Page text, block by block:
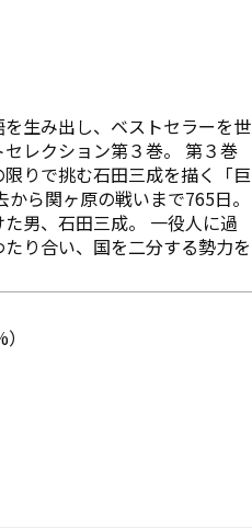
を生み出し、ベストセラーを世
レクション第３巻。 第３巻
りで挑む石田三成を描く「巨
ら関ヶ原の戦いまで765日。
男、石田三成。 一役人に過
り合い、国を二分する勢力を